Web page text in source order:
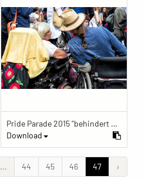
Pride Parade 2015 "behindert und verrückt feiern"
Download
... 44 45 46 47 ›